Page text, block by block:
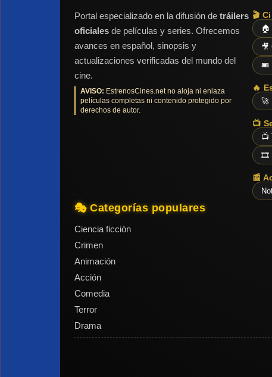
Portal especializado en la difusión de tráilers
oficiales de películas y series. Ofrecemos
avances en español, sinopsis y
actualizaciones verificadas del mundo del
cine.
AVISO: EstrenosCines.net no aloja ni enlaza
películas completas ni contenido protegido por
derechos de autor.
🎬
🏠
🎥
🎟️
🔥
🚀
📺
📺
🎞️
📰
🎭 Categorías populares
Ciencia ficción
Crimen
Animación
Acción
Comedia
Terror
Drama